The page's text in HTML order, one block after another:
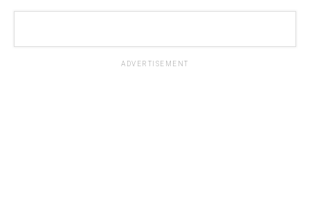
ADVERTISEMENT